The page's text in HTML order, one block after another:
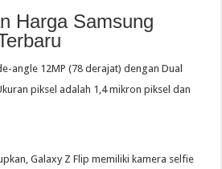
Harga Samsung
angle 12MP (78 derajat) dengan Dual
piksel adalah 1,4 mikron piksel dan
Galaxy Z Flip memiliki kamera selfie